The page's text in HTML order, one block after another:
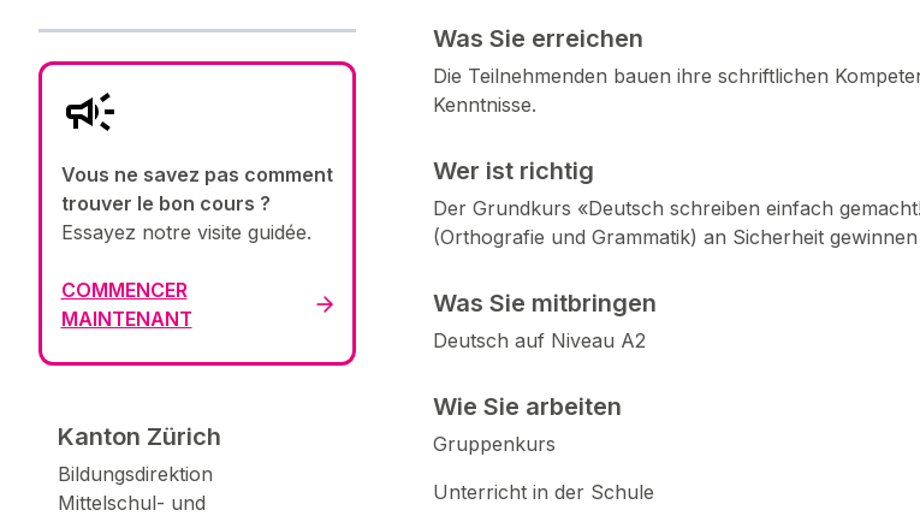
Vous ne savez pas comment
trouver le bon cours ?
Essayez notre visite guidée.
COMMENCER
MAINTENANT
Kanton Zürich
Bildungsdirektion
Mittelschul- und
Was Sie erreichen
Die Teilnehmenden bauen ihre schriftlichen
Kenntnisse.
Wer ist richtig
Der Grundkurs «Deutsch schreiben einfach
(Orthografie und Grammatik) an Sicherheit
Was Sie mitbringen
Deutsch auf Niveau A2
Wie Sie arbeiten
Gruppenkurs
Unterricht in der Schule